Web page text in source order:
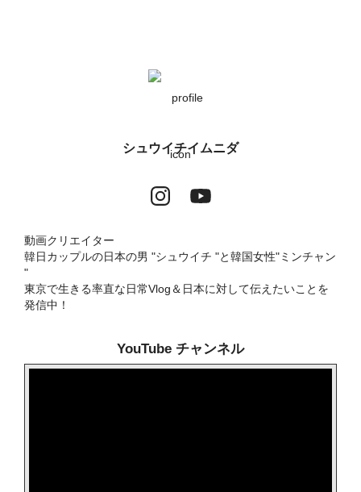
シュウイチイムニダ
動画クリエイター
韓日カップルの日本の男 "シュウイチ "と韓国女性"ミンチャン
"
東京で生きる率直な日常Vlog＆日本に対して伝えたいことを
発信中！
YouTube チャンネル